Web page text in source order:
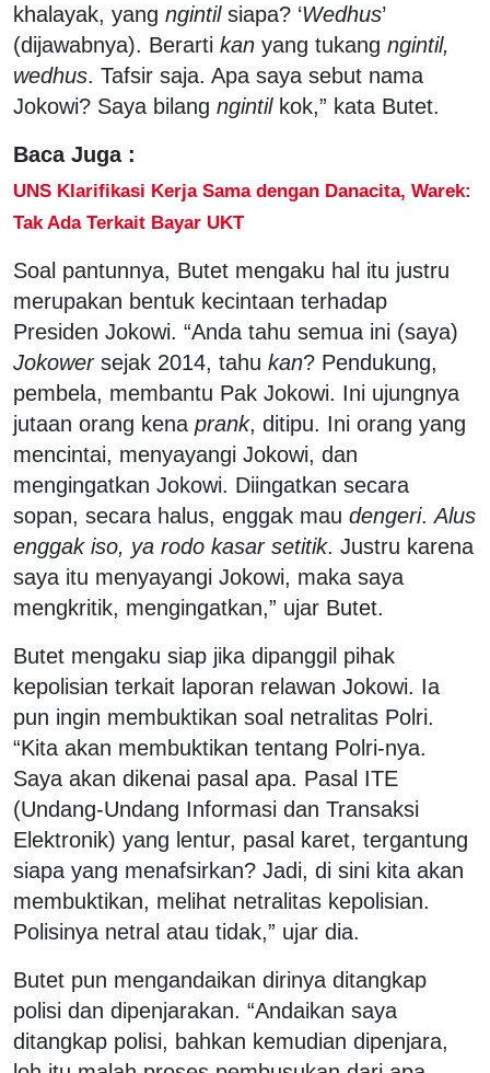
khalayak, yang ngintilsiapa? ‘Wedhus’
(dijawabnya). Berarti kan yang tukang ngintil,
wedhus. Tafsir saja. Apa saya sebut nama
Jokowi? Saya bilang ngintilkok,” kata Butet.
Baca Juga :
UNS Klarifikasi Kerja Sama dengan Danacita, Warek:
Tak Ada Terkait Bayar UKT
Soal pantunnya, Butet mengaku hal itu justru
merupakan bentuk kecintaan terhadap
Presiden Jokowi. “Anda tahu semua ini (saya)
Jokowersejak 2014, tahu kan? Pendukung,
pembela, membantu Pak Jokowi. Ini ujungnya
jutaan orang kena prank, ditipu. Ini orang yang
mencintai, menyayangi Jokowi, dan
mengingatkan Jokowi. Diingatkan secara
sopan, secara halus, enggak mau dengeri.Alus
enggak iso, ya rodo kasar setitik. Justru karena
saya itu menyayangi Jokowi, maka saya
mengkritik, mengingatkan,” ujar Butet.
Butet mengaku siap jika dipanggil pihak
kepolisian terkait laporan relawan Jokowi. Ia
pun ingin membuktikan soal netralitas Polri.
“Kita akan membuktikan tentang Polri-nya.
Saya akan dikenai pasal apa. Pasal ITE
(Undang-Undang Informasi dan Transaksi
Elektronik) yang lentur, pasal karet, tergantung
siapa yang menafsirkan? Jadi, di sini kita akan
membuktikan, melihat netralitas kepolisian.
Polisinya netral atau tidak,” ujar dia.
Butet pun mengandaikan dirinya ditangkap
polisi dan dipenjarakan. “Andaikan saya
ditangkap polisi, bahkan kemudian dipenjara,